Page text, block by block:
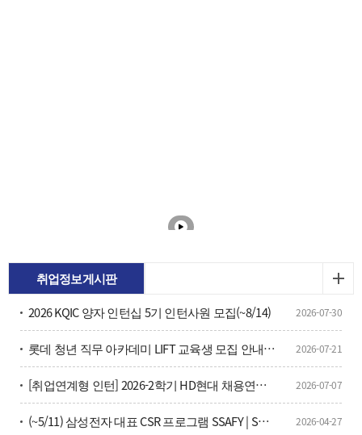
취업정보게시판
2026 KQIC 양자 인턴십 5기 인턴사원 모집(~8/14)
2026-07-30
롯데 청년 직무 아카데미 LIFT 교육생 모집 안내(~7/26) 2026-07-21
[취업연계형 인턴] 2026-2학기 HD현대 채용연계형 현장실습학기제 모집 2026-07-07
(~5/11) 삼성전자 대표 CSR 프로그램 SSAFY | SW·AI 인재 양성을 위한 16기 교육생 모집 안내？ 2026-04-27